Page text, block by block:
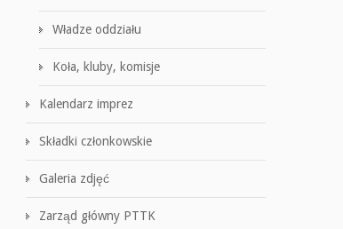
Władze oddziału
Koła, kluby, komisje
Kalendarz imprez
Składki członkowskie
Galeria zdjęć
Zarząd główny PTTK